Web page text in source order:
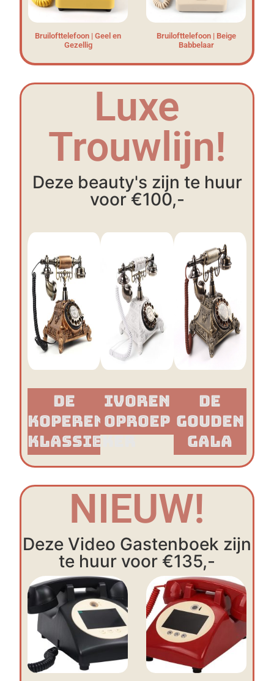
Bruilofttelefoon | Geel en
Gezellig
Bruilofttelefoon | Beige
Babbelaar
Luxe
Trouwlijn!
Deze beauty's zijn te huur
voor €100,-
De
Koperen
Klassieker​
Ivoren
Oproep
De
Gouden
Gala
NIEUW!
Deze Video Gastenboek zijn
te huur voor €135,-